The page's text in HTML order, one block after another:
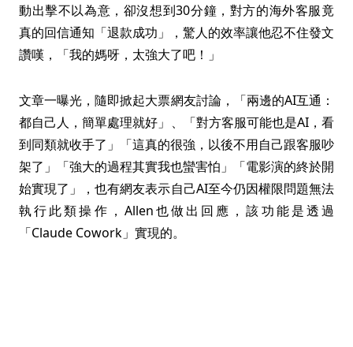
動出擊不以為意，卻沒想到30分鐘，對方的海外客服竟
真的回信通知「退款成功」，驚人的效率讓他忍不住發文
讚嘆，「我的媽呀，太強大了吧！」
文章一曝光，隨即掀起大票網友討論，「兩邊的AI互通：
都自己人，簡單處理就好」、「對方客服可能也是AI，看
到同類就收手了」「這真的很強，以後不用自己跟客服吵
架了」「強大的過程其實我也蠻害怕」「電影演的終於開
始實現了」，也有網友表示自己AI至今仍因權限問題無法
執行此類操作，Allen也做出回應，該功能是透過
「Claude Cowork」實現的。